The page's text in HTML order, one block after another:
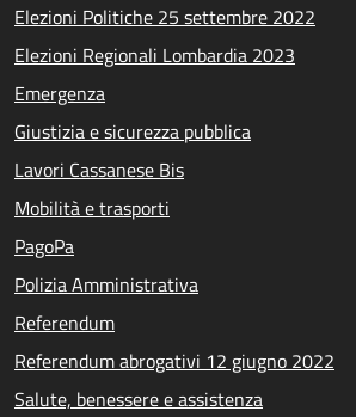
Elezioni Politiche 25 settembre 2022
Elezioni Regionali Lombardia 2023
Emergenza
Giustizia e sicurezza pubblica
Lavori Cassanese Bis
Mobilità e trasporti
PagoPa
Polizia Amministrativa
Referendum
Referendum abrogativi 12 giugno 2022
Salute, benessere e assistenza